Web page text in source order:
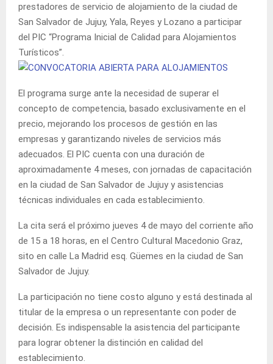
prestadores de servicio de alojamiento de la ciudad de
San Salvador de Jujuy, Yala, Reyes y Lozano a participar
del PIC “Programa Inicial de Calidad para Alojamientos
Turísticos”.
El programa surge ante la necesidad de superar el
concepto de competencia, basado exclusivamente en el
precio, mejorando los procesos de gestión en las
empresas y garantizando niveles de servicios más
adecuados. El PIC cuenta con una duración de
aproximadamente 4 meses, con jornadas de capacitación
en la ciudad de San Salvador de Jujuy y asistencias
técnicas individuales en cada establecimiento.
La cita será el próximo jueves 4 de mayo del corriente año
de 15 a 18 horas, en el Centro Cultural Macedonio Graz,
sito en calle La Madrid esq. Güemes en la ciudad de San
Salvador de Jujuy.
La participación no tiene costo alguno y está destinada al
titular de la empresa o un representante con poder de
decisión. Es indispensable la asistencia del participante
para lograr obtener la distinción en calidad del
establecimiento.